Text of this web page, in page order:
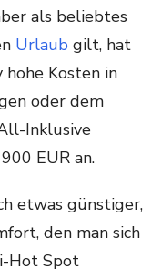
als beliebtes
Urlaub gilt, hat
Kosten in
oder dem
Inklusive
EUR an.
etwas günstiger,
den man sich
Hot Spot